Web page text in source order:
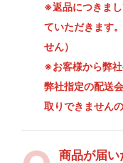
※返品につきま
ていただきます
せん）
※お客様から弊社
弊社指定の配送
取りできません
商品が届い